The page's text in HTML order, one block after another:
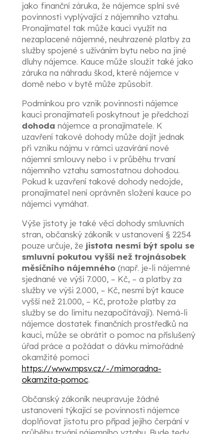
jako finanční záruka, že nájemce splní své
povinnosti vyplývající z nájemního vztahu.
Pronajímatel tak může kauci využít na
nezaplacené nájemné, neuhrazené platby za
služby spojené s užíváním bytu nebo na jiné
dluhy nájemce. Kauce může sloužit také jako
záruka na náhradu škod, které nájemce v
domě nebo v bytě může způsobit.
Podmínkou pro vznik povinnosti nájemce
kauci pronajímateli poskytnout je předchozí
dohoda nájemce a pronajímatele. K
uzavření takové dohody může dojít jednak
při vzniku nájmu v rámci uzavírání nové
nájemní smlouvy nebo i v průběhu trvaní
nájemního vztahu samostatnou dohodou.
Pokud k uzavření takové dohody nedojde,
pronajímatel není oprávněn složení kauce po
nájemci vymáhat.
Výše jistoty je také věcí dohody smluvních
stran, občanský zákoník v ustanovení § 2254
pouze určuje, že jistota nesmí být spolu se
smluvní pokutou vyšší než trojnásobek
měsíčního nájemného (např. je-li nájemné
sjednané ve výši 7.000, – Kč, – a platby za
služby ve výši 2.000, – Kč, nesmí být kauce
vyšší než 21.000, – Kč, protože platby za
služby se do limitu nezapočítávají). Nemá-li
nájemce dostatek finančních prostředků na
kauci, může se obrátit o pomoc na příslušený
úřad práce a požádat o dávku mimořádné
okamžité pomoci
https://www.mpsv.cz/-/mimoradna-
okamzita-pomoc.
Občanský zákoník neupravuje žádné
ustanovení týkající se povinnosti nájemce
doplňovat jistotu pro případ jejího čerpání v